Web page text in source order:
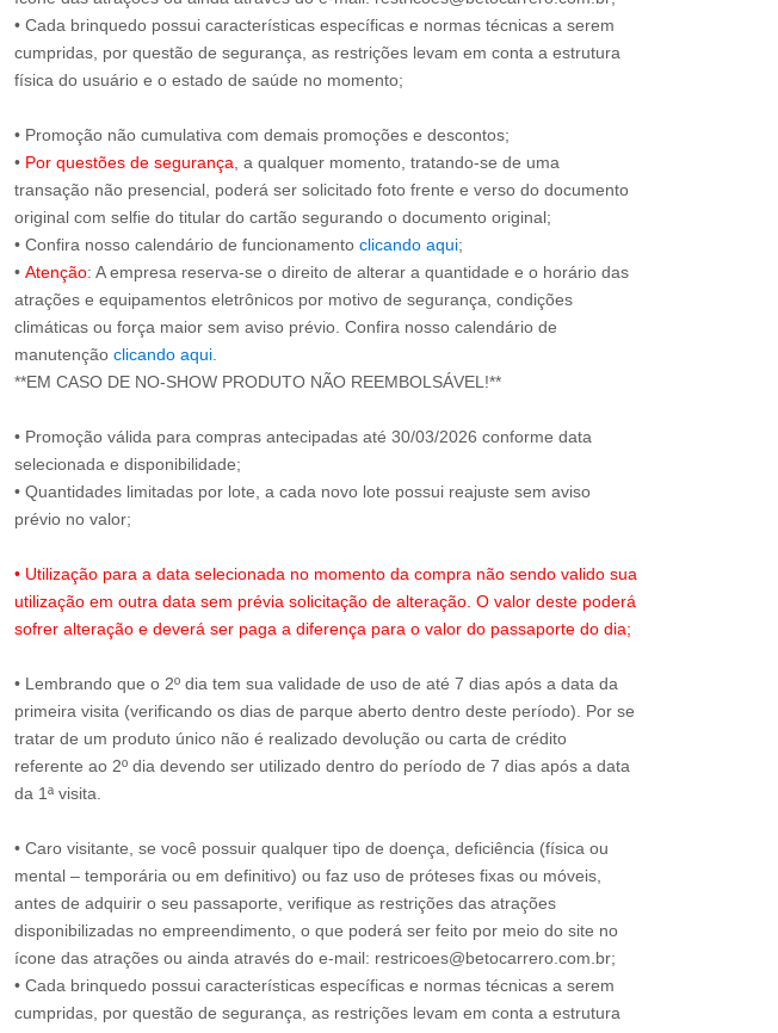
• Cada brinquedo possui características específicas e normas técnicas a serem
cumpridas, por questão de segurança, as restrições levam em conta a estrutura
física do usuário e o estado de saúde no momento;
• Promoção não cumulativa com demais promoções e descontos;
• Por questões de segurança , a qualquer momento, tratando-se de uma
transação não presencial, poderá ser solicitado foto frente e verso do documento
original com selfie do titular do cartão segurando o documento original;
• Confira nosso calendário de funcionamento clicando aqui;
• Atenção: A empresa reserva-se o direito de alterar a quantidade e o horário das
atrações e equipamentos eletrônicos por motivo de segurança, condições
climáticas ou força maior sem aviso prévio. Confira nosso calendário de
manutenção clicando aqui
• Promoção válida para compras antecipadas até 30/03/2026 conforme data
selecionada e disponibilidade;
• Quantidades limitadas por lote, a cada novo lote possui reajuste sem aviso
prévio no valor;
• Utilização para a data selecionada no momento da compra não sendo valido sua
utilização em outra data sem prévia solicitação de alteração. O valor deste poderá
sofrer alteração e deverá ser paga a diferença para o valor do passaporte do dia;
• Lembrando que o 2º dia tem sua validade de uso de até 7 dias após a data da
primeira visita (verificando os dias de parque aberto dentro deste período). Por se
tratar de um produto único não é realizado devolução ou carta de crédito
referente ao 2º dia devendo ser utilizado dentro do período de 7 dias após a data
da 1ª visita.
• Caro visitante, se você possuir qualquer tipo de doença, deficiência (física ou
mental – temporária ou em definitivo) ou faz uso de próteses fixas ou móveis,
antes de adquirir o seu passaporte, verifique as restrições das atrações
disponibilizadas no empreendimento, o que poderá ser feito por meio do site no
ícone das atrações ou ainda através do e-mail: restricoes@betocarrero.com.br;
• Cada brinquedo possui características específicas e normas técnicas a serem
cumpridas, por questão de segurança, as restrições levam em conta a estrutura